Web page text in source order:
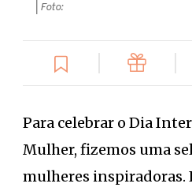
| Foto:
Para celebrar o Dia
Mulher, fizemos uma
mulheres inspiradoras.